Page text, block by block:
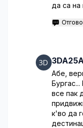
да са на
Абе,
все пак
к'во да